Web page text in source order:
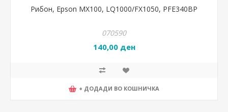
Рибон, Epson MX100, LQ1000/FX1050, PFE340BP
070590
140,00 ден
+ ДОДАДИ ВО КОШНИЧКА